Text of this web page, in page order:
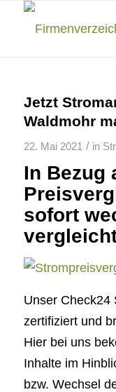
Jetzt
Waldmohr
22. Mai 2021 / in
In Bezug
sofort
Unser Check24
zertifiziert und
Hier bei uns
Inhalte im
bzw. Wechsel